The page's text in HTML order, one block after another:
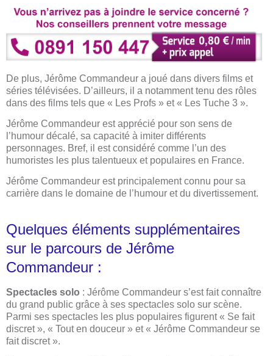
De plus, Jérôme Commandeur a joué dans divers films et
séries télévisées. D’ailleurs, il a notamment tenu des rôles
dans des films tels que « Les Profs » et « Les Tuche 3 ».
Jérôme Commandeur est apprécié pour son sens de
l’humour décalé, sa capacité à imiter différents
personnages. Bref, il est considéré comme l’un des
humoristes les plus talentueux et populaires en France.
Jérôme Commandeur est principalement connu pour sa
carrière dans le domaine de l’humour et du divertissement.
Quelques éléments supplémentaires
sur le parcours de Jérôme
Commandeur :
Spectacles solo : Jérôme Commandeur s’est fait connaître
du grand public grâce à ses spectacles solo sur scène.
Parmi ses spectacles les plus populaires figurent « Se fait
discret », « Tout en douceur » et « Jérôme Commandeur se
fait discret ».